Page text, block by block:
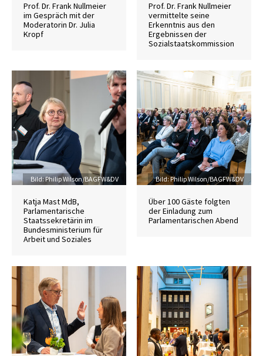
Prof. Dr. Frank Nullmeier
im Gespräch mit der
Moderatorin Dr. Julia
Kropf
Prof. Dr. Frank Nullmeier
vermittelte seine
Erkenntnis aus den
Ergebnissen der
Sozialstaatskommission
Credit
Bild: Philip Wilson/BAGFW&DV
Katja Mast MdB,
Parlamentarische
Staatssekretärin im
Bundesministerium für
Arbeit und Soziales
Credit
Bild: Philip Wilson/BAGFW&DV
Über 100 Gäste folgten
der Einladung zum
Parlamentarischen Abend